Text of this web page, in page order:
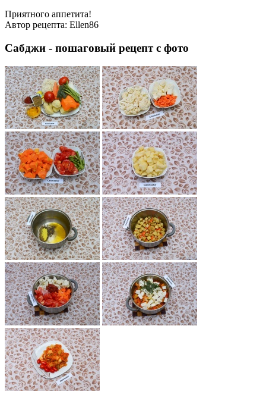
Приятного аппетита!
Автор рецепта: Ellen86
Сабджи - пошаговый рецепт с фото